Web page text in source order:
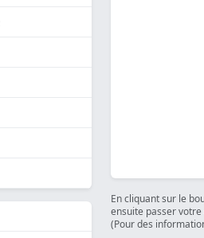
En cliquant sur le
ensuite passer
(Pour des